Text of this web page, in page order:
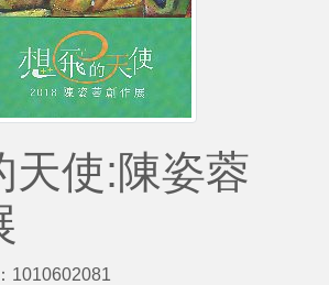
天使:陳姿蓉
1010602081